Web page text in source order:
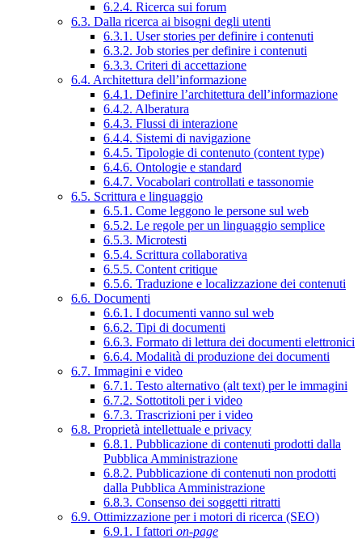
6.2.4. Ricerca sui forum
6.3. Dalla ricerca ai bisogni degli utenti
6.3.1. User stories per definire i contenuti
6.3.2. Job stories per definire i contenuti
6.3.3. Criteri di accettazione
6.4. Architettura dell’informazione
6.4.1. Definire l’architettura dell’informazione
6.4.2. Alberatura
6.4.3. Flussi di interazione
6.4.4. Sistemi di navigazione
6.4.5. Tipologie di contenuto (content type)
6.4.6. Ontologie e standard
6.4.7. Vocabolari controllati e tassonomie
6.5. Scrittura e linguaggio
6.5.1. Come leggono le persone sul web
6.5.2. Le regole per un linguaggio semplice
6.5.3. Microtesti
6.5.4. Scrittura collaborativa
6.5.5. Content critique
6.5.6. Traduzione e localizzazione dei contenuti
6.6. Documenti
6.6.1. I documenti vanno sul web
6.6.2. Tipi di documenti
6.6.3. Formato di lettura dei documenti elettronici
6.6.4. Modalità di produzione dei documenti
6.7. Immagini e video
6.7.1. Testo alternativo (alt text) per le immagini
6.7.2. Sottotitoli per i video
6.7.3. Trascrizioni per i video
6.8. Proprietà intellettuale e privacy
6.8.1. Pubblicazione di contenuti prodotti dalla
Pubblica Amministrazione
6.8.2. Pubblicazione di contenuti non prodotti
dalla Pubblica Amministrazione
6.8.3. Consenso dei soggetti ritratti
6.9. Ottimizzazione per i motori di ricerca (SEO)
6.9.1. I fattori on-page